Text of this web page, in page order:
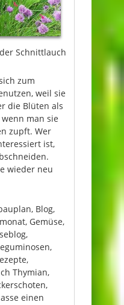
Schnittlauch
zum
weil sie
die Blüten als
man sie
zupft. Wer
ist,
wieder neu
, Blog,
, Gemüse,
,
,
,
Thymian,
,
einen